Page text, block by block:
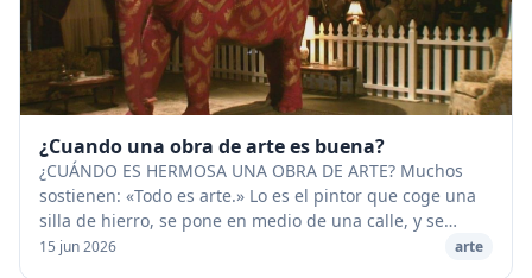
¿Cuando una obra de arte es buena?
¿CUÁNDO ES HERMOSA UNA OBRA DE ARTE? Muchos
sostienen: «Todo es arte.» Lo es el pintor que coge una
silla de hierro, se pone en medio de una calle, y se
coloca un cartel que dice: «Miradme, con esto b...
15 jun 2026 arte